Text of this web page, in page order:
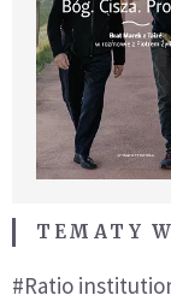
TEMATY
#Ratio